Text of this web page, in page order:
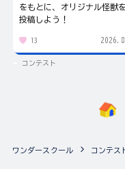
をもとに、オリジナル怪獣を
投稿しよう！
13
コンテスト
ワンダースクール コンテス